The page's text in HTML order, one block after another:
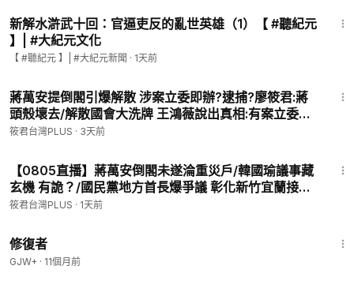
3.成為我們的頻道會員，加入每月自動贊助的行列：
https://www.youtube.com/channel/UCoMWlmx8innG308iaw
T_P1Q/join
4.有工商合作，請洽：taiwanplusyt@gmail.com
非常謝謝您的支持！
大家好，我是廖筱君。我成立網路頻道：筱君 台灣plus。
希望透過這個平台一起守護台灣。我每一天用心生活在這塊土
地，透過文字、聲音和鏡頭，串連台灣社會的人與事、關係與脈
不管您身在世界何處，如果您剛好也是這樣的人，可不可以幫我
訂閱，讓我們一起用心守護台灣。
新解水滸武十回：官逼吏反的亂世英雄（1）【 #聽紀元
】| #大紀元文化
【 #聽紀元 】| #大紀元新聞 · 1天前
蔣萬安提倒閣引爆解散 涉案立委即辦?逮捕?廖筱君:蔣
頭殼壞去/解散國會大洗牌 王鴻薇說出真相:有案立委在
身不少/蔣萬安提倒閣 涉案立委末日降臨｜20260803
筱君台灣PLUS · 3天前
【0805直播】蔣萬安倒閣未遂淪重災戶/韓國瑜議事藏
玄機 有詭？/國民黨地方首長爆爭議 彰化新竹宜蘭接連
搞砸/民眾黨黨慶兩太陽黯淡 政治號召力面臨大挑戰
筱君台灣PLUS · 1天前
修復者
GJW+ · 11個月前